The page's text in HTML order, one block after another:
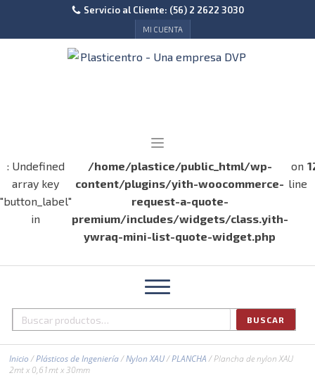
Servicio al Cliente: (56) 2 2622 3030
MI CUENTA
: Undefined
array key
"button_label"
in
/home/plastice/public_html/wp-
content/plugins/yith-woocommerce-
request-a-quote-
premium/includes/widgets/class.yith-
ywraq-mini-list-quote-widget.php
on
line
Buscar
BUSCAR
Inicio/Plásticos de Ingeniería/Nylon XAU/PLANCHA/ Plancha de nylon XAU
2mt x 0,61mt x 30mm